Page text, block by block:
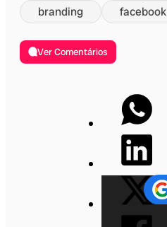
branding facebook
Ver Comentários